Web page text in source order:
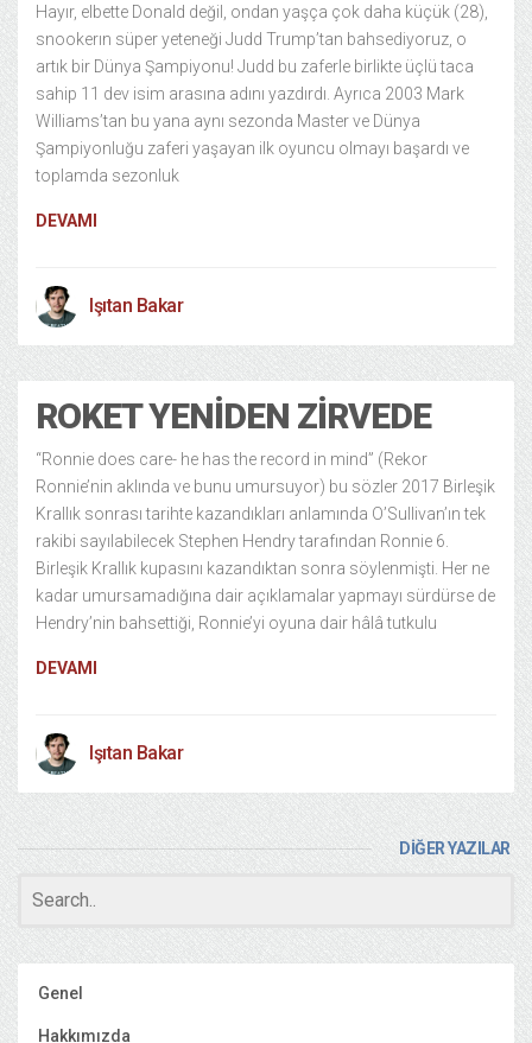
Hayır, elbette Donald değil, ondan yaşça çok daha küçük (28),
snookerın süper yeteneği Judd Trump’tan bahsediyoruz, o
artık bir Dünya Şampiyonu! Judd bu zaferle birlikte üçlü taca
sahip 11 dev isim arasına adını yazdırdı. Ayrıca 2003 Mark
Williams’tan bu yana aynı sezonda Master ve Dünya
Şampiyonluğu zaferi yaşayan ilk oyuncu olmayı başardı ve
toplamda sezonluk
DEVAMI
Işıtan Bakar
ROKET YENIDEN ZIRVEDE
“Ronnie does care- he has the record in mind” (Rekor
Ronnie’nin aklında ve bunu umursuyor) bu sözler 2017 Birleşik
Krallık sonrası tarihte kazandıkları anlamında O’Sullivan’ın tek
rakibi sayılabilecek Stephen Hendry tarafından Ronnie 6.
Birleşik Krallık kupasını kazandıktan sonra söylenmişti. Her ne
kadar umursamadığına dair açıklamalar yapmayı sürdürse de
Hendry’nin bahsettiği, Ronnie’yi oyuna dair hâlâ tutkulu
DEVAMI
Işıtan Bakar
DİĞER YAZILAR
Genel
Hakkımızda